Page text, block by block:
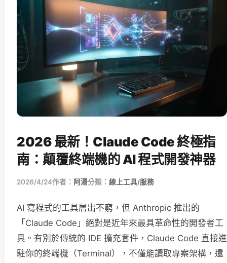
2026 最新！Claude Code 終極指
南：顛覆終端機的 AI 程式開發神器
2026/4/24作者： 阿湯分類： 線上工具/服務
AI 寫程式的工具層出不窮，但 Anthropic 推出的
「Claude Code」絕對是近年來最具革命性的開發者工
具。有別於傳統的 IDE 擴充套件，Claude Code 直接進
駐你的終端機（Terminal），不僅能讀取專案架構，還